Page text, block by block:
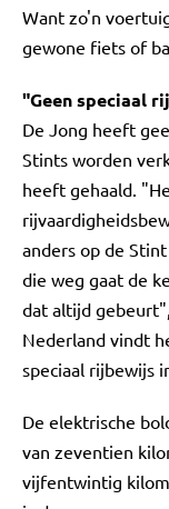
Want zo'n
gewone fiets of
"Geen speciaal
De Jong heeft
Stints worden
heeft gehaald.
anders op de
die weg gaat de
dat altijd
Nederland vindt
speciaal rijbewijs
De elektrische
van zeventien
vijfentwintig